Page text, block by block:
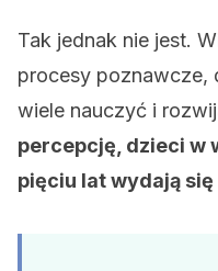
Tak jednak nie jest.
procesy poznawcze,
wiele nauczyć i
percepcję, dzieci w
pięciu lat wydają